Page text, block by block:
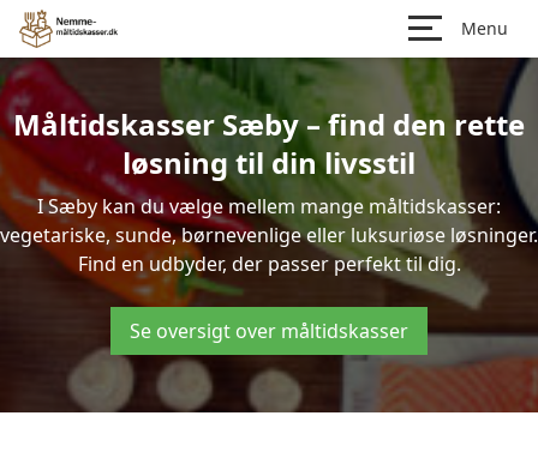
Menu
Måltidskasser Sæby – find den rette
løsning til din livsstil
I Sæby kan du vælge mellem mange måltidskasser:
vegetariske, sunde, børnevenlige eller luksuriøse løsninger.
Find en udbyder, der passer perfekt til dig.
Se oversigt over måltidskasser